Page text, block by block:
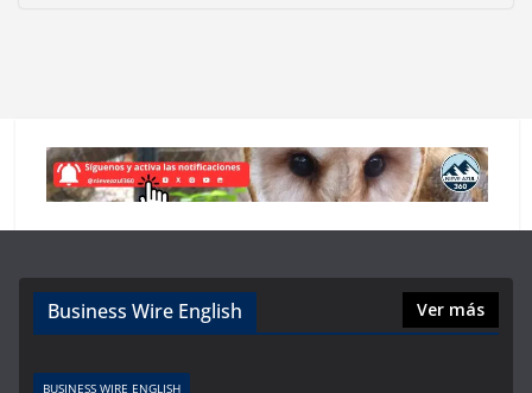
Business Wire English Ver más
BUSINESS WIRE ENGLISH